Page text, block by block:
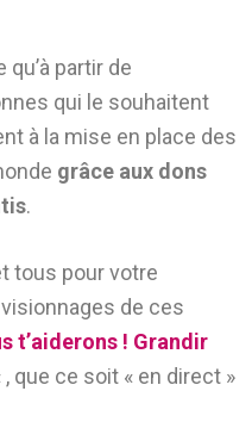
partir de
qui le souhaitent
à la mise en place des
grâce aux dons
.
tous pour votre
de ces
t’aiderons ! Grandir
, que ce soit « en direct »